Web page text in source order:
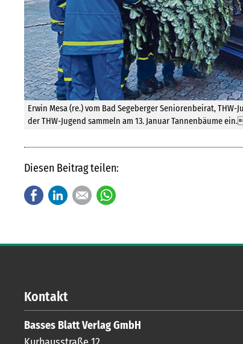
Erwin Mesa (re.) vom Bad Segeberger Seniorenbeirat,
der THW-Jugend sammeln am 13. Januar Tannenbäume
Diesen Beitrag teilen:
FacebookLinkedInE-mail
Kontakt
Basses Blatt Verlag GmbH